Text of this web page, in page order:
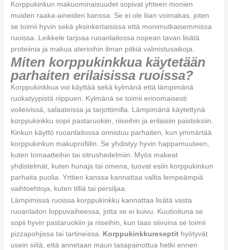
Korppukinkun makuominaisuudet sopivat yhteen monien
muiden raaka-aineiden kanssa. Se ei ole liian voimakas, joten
se toimii hyvin sekä yksinkertaisissa että monimutkaisemmissa
ruoissa. Leikkele tarjoaa ruoanlaitossa nopean tavan lisätä
proteiinia ja makua aterioihin ilman pitkiä valmistusaikoja.
Miten korppukinkkua käytetään
parhaiten erilaisissa ruoissa?
Korppukinkkua voi käyttää sekä kylmänä että lämpimänä
ruokatyypistä riippuen. Kylmänä se toimii erinomaisesti
voileivissä, salaateissa ja tarjottimilla. Lämpimänä käytettynä
korppukinkku sopii pastaruokiin, riiseihin ja erilaisiin paistoksiin.
Kinkun käyttö ruoanlaitossa onnistuu parhaiten, kun ymmärtää
korppukinkun makuprofiilin. Se yhdistyy hyvin happamuuteen,
kuten tomaatteihin tai sitrushedelmiin. Myös makeat
yhdistelmät, kuten hunaja tai omena, tuovat esiin korppukinkun
parhaita puolia. Yrttien kanssa kannattaa valita lempeämpiä
vaihtoehtoja, kuten tilliä tai persiljaa.
Lämpimissä ruoissa korppukinkku kannattaa lisätä vasta
ruoanlaiton loppuvaiheessa, jotta se ei kuivu. Kuutioituna se
sopii hyvin pastaruokiin ja riiseihin, kun taas siivuina se toimii
pizzapohjissa tai tartineissa. Korppukinkkureseptit hyötyvät
usein siitä, että annetaan maun tasapainottua hetki ennen